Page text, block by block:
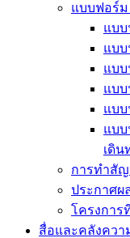
แบบฟอร์
แบ
แบ
แบบ
แบบ
แบบ
แบบ
เดิน
การทำสั
ประกาศผ
โครงการ
สื่อและคลังควา